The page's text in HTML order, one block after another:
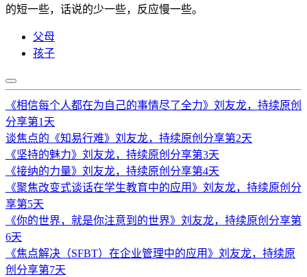
的短一些，话说的少一些，反应慢一些。
父母
孩子
《相信每个人都在为自己的事情尽了全力》刘友龙，持续原创
分享第1天
谈焦点的《知易行难》刘友龙，持续原创分享第2天
《坚持的魅力》刘友龙，持续原创分享第3天
《接纳的力量》刘友龙，持续原创分享第4天
《聚焦改变式谈话在学生教育中的应用》刘友龙，持续原创分
享第5天
《你的世界，就是你注意到的世界》刘友龙，持续原创分享第
6天
《焦点解决（SFBT）在企业管理中的应用》刘友龙，持续原
创分享第7天